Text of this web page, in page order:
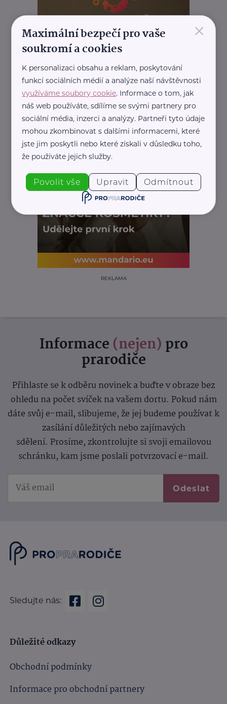
REKLAMA
Informace (nejen) pro
prarodiče
Přihlaste se k odběru novinek a buďte v obraze bez
ohledu na počet svíček na vašem dortu. Pokud nám
dáte svůj e-mail, slibujeme, že jej budeme používat k
zasílání důležitých nebo zajímavých
sdělení. Prosíme, zkontrolujte si svoji emailovou
schránku, kam jsme poslali potvrzovací e-mail.
Odeslat
Sledujte nás:
Důležité odkazy
Obchodní podmínky
Informace pro obchodní partnery
×
Maximální bezpečí pro vaše
soukromí a cookies
K personalizaci obsahu a reklam, poskytování
funkcí sociálních médií a analýze naší návštěvnosti
využíváme soubory cookie. Informace o tom, jak
náš web používáte, sdílíme se svými partnery pro
sociální média, inzerci a analýzy. Partneři tyto údaje
mohou zkombinovat s dalšími informacemi, které
jste jim poskytli nebo které získali v důsledku toho,
že používáte jejich služby.
Povolit vše Upravit Odmítnout